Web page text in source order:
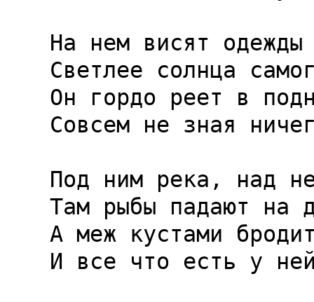
На нем висят одежды
Светлее солнца
Он гордо реет в
Совсем не зная
Под ним река, над
Там рыбы падают на
А меж кустами
И все что есть у